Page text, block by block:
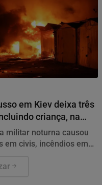
em Kiev deixa três
criança, na
militar noturna causou
em civis, incêndios em
na capital